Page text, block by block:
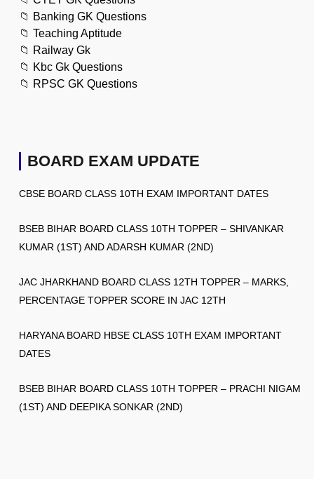
📁 Banking GK Questions
📁 Teaching Aptitude
📁 Railway Gk
📁 Kbc Gk Questions
📁 RPSC GK Questions
BOARD EXAM UPDATE
CBSE BOARD CLASS 10TH EXAM IMPORTANT DATES
BSEB BIHAR BOARD CLASS 10TH TOPPER – SHIVANKAR
KUMAR (1ST) AND ADARSH KUMAR (2ND)
JAC JHARKHAND BOARD CLASS 12TH TOPPER – MARKS,
PERCENTAGE TOPPER SCORE IN JAC 12TH
HARYANA BOARD HBSE CLASS 10TH EXAM IMPORTANT
DATES
BSEB BIHAR BOARD CLASS 10TH TOPPER – PRACHI NIGAM
(1ST) AND DEEPIKA SONKAR (2ND)